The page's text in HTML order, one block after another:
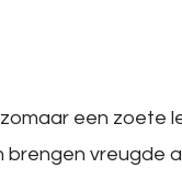
een zoete
brengen vreugde